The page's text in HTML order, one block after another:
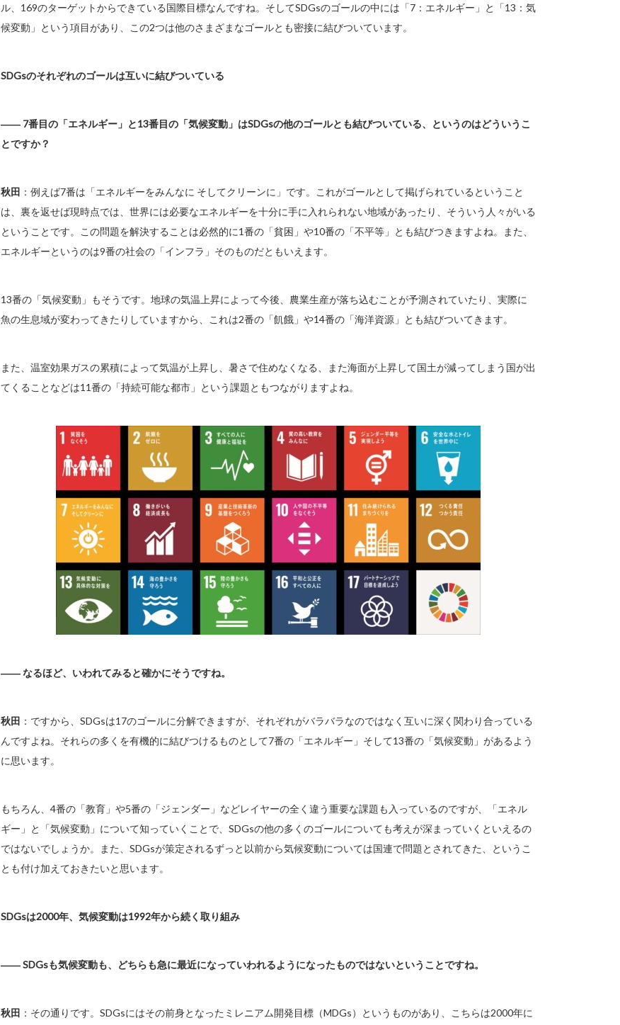
ル、169のターゲットからできている国際目標なんですね。そしてSDGsのゴールの中には「7：エネルギー」と「13：気
候変動」という項目があり、この2つは他のさまざまなゴールとも密接に結びついています。
SDGsのそれぞれのゴールは互いに結びついている
―― 7番目の「エネルギー」と13番目の「気候変動」はSDGsの他のゴールとも結びついている、というのはどういうこ
とですか？
秋田 ：例えば7番は「エネルギーをみんなに そしてクリーンに」です。これがゴールとして掲げられているということ
は、裏を返せば現時点では、世界には必要なエネルギーを十分に手に入れられない地域があったり、そういう人々がいる
ということです。この問題を解決することは必然的に1番の「貧困」や10番の「不平等」とも結びつきますよね。また、
エネルギーというのは9番の社会の「インフラ」そのものだともいえます。
13番の「気候変動」もそうです。地球の気温上昇によって今後、農業生産が落ち込むことが予測されていたり、実際に
魚の生息域が変わってきたりしていますから、これは2番の「飢餓」や14番の「海洋資源」とも結びついてきます。
また、温室効果ガスの累積によって気温が上昇し、暑さで住めなくなる、また海面が上昇して国土が減ってしまう国が出
てくることなどは11番の「持続可能な都市」という課題ともつながりますよね。
―― なるほど、いわれてみると確かにそうですね。
秋田 ：ですから、SDGsは17のゴールに分解できますが、それぞれがバラバラなのではなく互いに深く関わり合っている
んですよね。それらの多くを有機的に結びつけるものとして7番の「エネルギー」そして13番の「気候変動」があるよう
に思います。
もちろん、4番の「教育」や5番の「ジェンダー」などレイヤーの全く違う重要な課題も入っているのですが、「エネル
ギー」と「気候変動」について知っていくことで、SDGsの他の多くのゴールについても考えが深まっていくといえるの
ではないでしょうか。また、SDGsが策定されるずっと以前から気候変動については国連で問題とされてきた、というこ
とも付け加えておきたいと思います。
SDGsは2000年、気候変動は1992年から続く取り組み
―― SDGsも気候変動も、どちらも急に最近になっていわれるようになったものではないということですね。
秋田 ：その通りです。SDGsにはその前身となったミレニアム開発目標（MDGs）というものがあり、こちらは2000年に